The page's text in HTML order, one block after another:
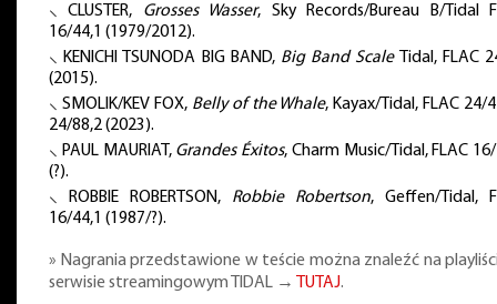
⸜ CLUSTER, Grosses Wasser, Sky Records/Bureau B/Tidal
16/44,1 (1979/2012).
⸜ KENICHI TSUNODA BIG BAND, Big Band ScaleTidal, FLAC
(2015).
⸜ SMOLIK/KEV FOX, Belly of the Whale, Kayax/Tidal, FLAC 24/
24/88,2 (2023).
⸜ PAUL MAURIAT, Grandes Éxitos, Charm Music/Tidal, FLAC
(?).
⸜ ROBBIE ROBERTSON, Robbie Robertson, Geffen/Tidal,
16/44,1 (1987/?).
» Nagrania przedstawione w teście można znaleźć na
serwisie streamingowym TIDAL →
TUTAJ.